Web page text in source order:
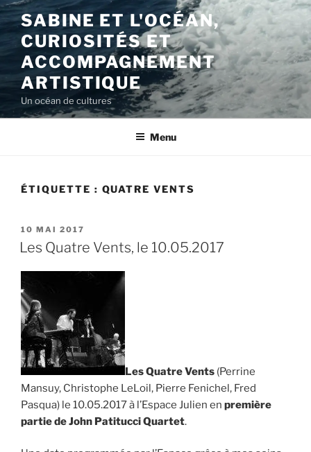
Aller
au
contenu
principal
SABINE ET L'OCÉAN,
CURIOSITÉS ET
ACCOMPAGNEMENT
ARTISTIQUE
Un océan de cultures
Menu
ÉTIQUETTE : QUATRE VENTS
PUBLIÉ
LE
10 MAI 2017
Les Quatre Vents, le 10.05.2017
Les Quatre Vents (Perrine
Mansuy, Christophe LeLoil, Pierre Fenichel, Fred
Pasqua) le 10.05.2017 à l’Espace Julien en première
partie de John Patitucci Quartet.